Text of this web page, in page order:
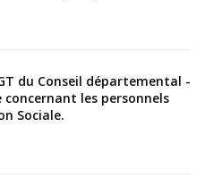
du Conseil départemental -
concernant les personnels
Sociale.